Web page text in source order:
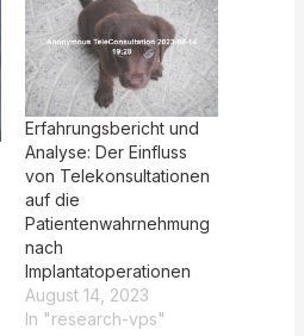
Erfahrungsbericht und
Analyse: Der Einfluss
von Telekonsultationen
auf die
Patientenwahrnehmung
nach
Implantatoperationen
August 14, 2023
In "research-vps"